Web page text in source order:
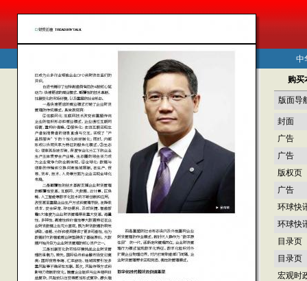
购买
版面导
封面
广告
广告
版权页
广告
环球快
环球快
目录页
目录页
宏观时